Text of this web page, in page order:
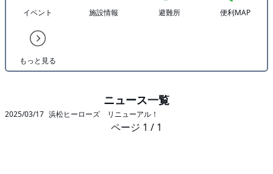
イベント 施設情報 避難所 便利MAP
もっと見る
ニュース一覧
2025/03/17 浜松ヒーローズ リニューアル！
ページ 1 / 1